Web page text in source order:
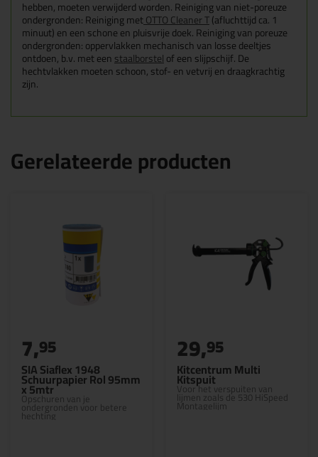
hebben, moeten verwijderd worden. Reiniging van niet-poreuze
ondergronden: Reiniging metOTTO Cleaner T(afluchttijd ca. 1
minuut) en een schone en pluisvrije doek. Reiniging van poreuze
ondergronden: oppervlakken mechanisch van losse deeltjes
ontdoen, b.v. met eenstaalborstelof een slijpschijf. De
hechtvlakken moeten schoon, stof- en vetvrij en draagkrachtig
zijn.
Gerelateerde producten
SIA Siaflex 1948
Schuurpapier Rol 95mm
x 5mtr
Opschuren van je
ondergronden voor betere
hechting
7,95
Kitcentrum Multi
Kitspuit
Voor het verspuiten van
lijmen zoals de 530 HiSpeed
Montagelijm
29,95